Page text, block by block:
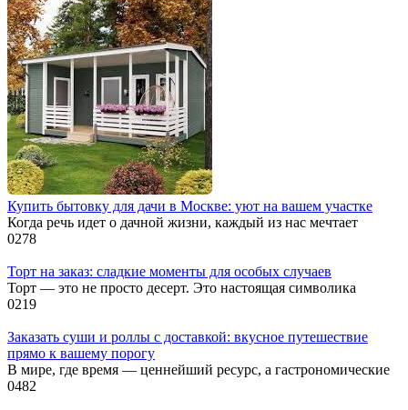
Купить бытовку для дачи в Москве: уют на вашем участке
Когда речь идет о дачной жизни, каждый из нас мечтает
0278
Торт на заказ: сладкие моменты для особых случаев
Торт — это не просто десерт. Это настоящая символика
0219
Заказать суши и роллы с доставкой: вкусное путешествие
прямо к вашему порогу
В мире, где время — ценнейший ресурс, а гастрономические
0482